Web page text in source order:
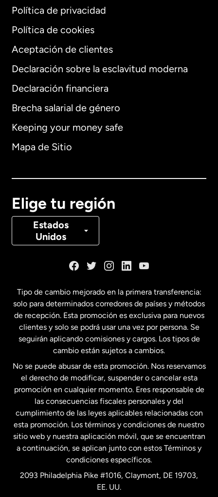
Política de privacidad
Política de cookies
Aceptación de clientes
Declaración sobre la esclavitud moderna
Declaración financiera
Brecha salarial de género
Keeping your money safe
Mapa de Sitio
Elige tu región
Estados
Unidos
Internacional English
Alemania
Canadá Français
Estados Unidos English
Estados Unidos Español
Francia
Malasia
Nueva Zelanda
Países Bajos
Tipo de cambio mejorado en la primera transferencia:
solo para determinados corredores de países y métodos
de recepción. Esta promoción es exclusiva para nuevos
clientes y solo se podrá usar una vez por persona. Se
seguirán aplicando comisiones y cargos. Los tipos de
cambio están sujetos a cambios.
No se puede abusar de esta promoción. Nos reservamos
el derecho de modificar, suspender o cancelar esta
promoción en cualquier momento. Eres responsable de
las consecuencias fiscales personales y del
cumplimiento de las leyes aplicables relacionadas con
esta promoción. Los términos y condiciones de nuestro
sitio web y nuestra aplicación móvil, que se encuentran
a continuación, se aplican junto con estos Términos y
condiciones específicos.
2093 Philadelphia Pike #1016, Claymont, DE 19703,
EE. UU.